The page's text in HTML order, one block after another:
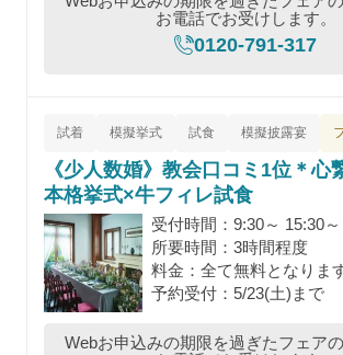
お電話でお受けします。
0120-791-317
試着 模擬挙式 試食 模擬披露宴
《少人数婚》教会口コミ1位＊心
本格挙式×牛フィレ試食
受付時間：9:30～ 15:30～
所要時間：3時間程度
料金：全て無料となりま
予約受付：5/23(土)まで
Webお申込みの期限を過ぎたフェアの